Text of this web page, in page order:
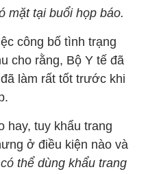
mặt tại buổi họp báo.
công bố tình trạng
cho rằng, Bộ Y tế đã
làm rất tốt trước khi
hay, tuy khẩu trang
ở điều kiện nào và
thể dùng khẩu trang